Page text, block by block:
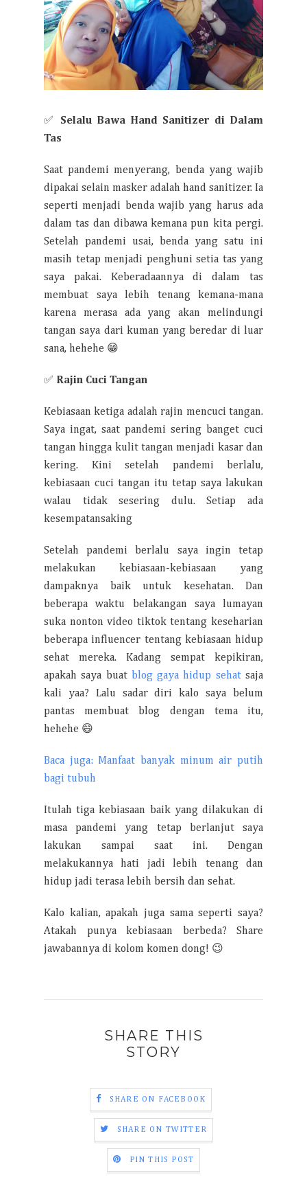
✅ Selalu Bawa Hand Sanitizer di Dalam
Tas
Saat pandemi menyerang, benda yang wajib
dipakai selain masker adalah hand sanitizer. Ia
seperti menjadi benda wajib yang harus ada
dalam tas dan dibawa kemana pun kita pergi.
Setelah pandemi usai, benda yang satu ini
masih tetap menjadi penghuni setia tas yang
saya pakai. Keberadaannya di dalam tas
membuat saya lebih tenang kemana-mana
karena merasa ada yang akan melindungi
tangan saya dari kuman yang beredar di luar
sana, hehehe 😁
✅ Rajin Cuci Tangan
Kebiasaan ketiga adalah rajin mencuci tangan.
Saya ingat, saat pandemi sering banget cuci
tangan hingga kulit tangan menjadi kasar dan
kering. Kini setelah pandemi berlalu,
kebiasaan cuci tangan itu tetap saya lakukan
walau tidak sesering dulu. Setiap ada
kesempatansaking
Setelah pandemi berlalu saya ingin tetap
melakukan kebiasaan-kebiasaan yang
dampaknya baik untuk kesehatan. Dan
beberapa waktu belakangan saya lumayan
suka nonton video tiktok tentang keseharian
beberapa influencer tentang kebiasaan hidup
sehat mereka. Kadang sempat kepikiran,
apakah saya buat blog gaya hidup sehatsaja
kali yaa? Lalu sadar diri kalo saya belum
pantas membuat blog dengan tema itu,
hehehe 😄
Baca juga: Manfaat banyak minum air putih
bagi tubuh
Itulah tiga kebiasaan baik yang dilakukan di
masa pandemi yang tetap berlanjut saya
lakukan sampai saat ini. Dengan
melakukannya hati jadi lebih tenang dan
hidup jadi terasa lebih bersih dan sehat.
Kalo kalian, apakah juga sama seperti saya?
Atakah punya kebiasaan berbeda? Share
jawabannya di kolom komen dong! 😉
SHARE THIS
STORY
SHARE ON FACEBOOK
SHARE ON TWITTER
PIN THIS POST